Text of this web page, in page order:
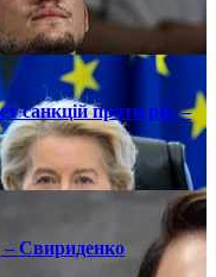
санкцій проти рф, –
– Свириденко